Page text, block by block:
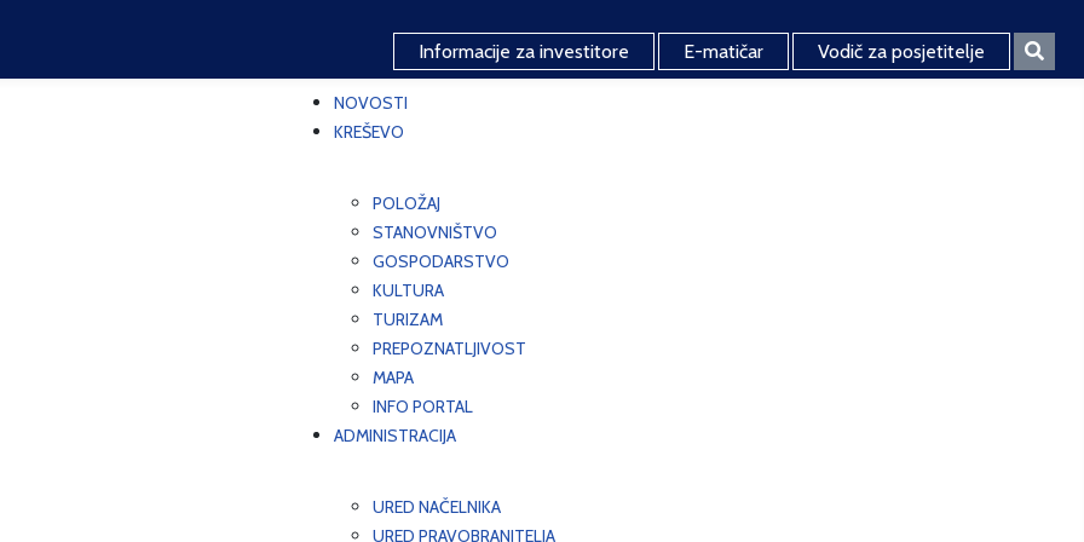
Informacije za investitore E-matičar Vodič za posjetitelje
NOVOSTI
KREŠEVO
POLOŽAJ
STANOVNIŠTVO
GOSPODARSTVO
KULTURA
TURIZAM
PREPOZNATLJIVOST
MAPA
INFO PORTAL
ADMINISTRACIJA
URED NAČELNIKA
URED PRAVOBRANITELJA